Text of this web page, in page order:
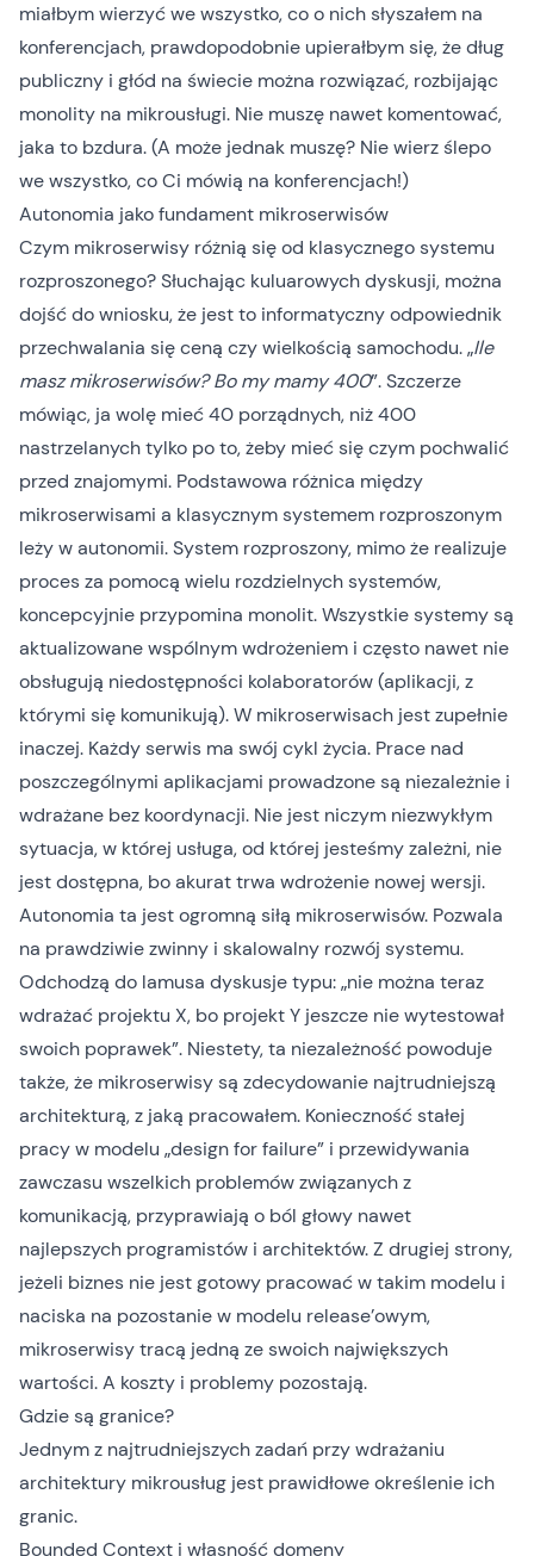
miałbym wierzyć we wszystko, co o nich słyszałem na
konferencjach, prawdopodobnie upierałbym się, że dług
publiczny i głód na świecie można rozwiązać, rozbijając
monolity na mikrousługi. Nie muszę nawet komentować,
jaka to bzdura. (A może jednak muszę? Nie wierz ślepo
we wszystko, co Ci mówią na konferencjach!)
Autonomia jako fundament mikroserwisów
Czym mikroserwisy różnią się od klasycznego systemu
rozproszonego? Słuchając kuluarowych dyskusji, można
dojść do wniosku, że jest to informatyczny odpowiednik
przechwalania się ceną czy wielkością samochodu. „Ile
masz mikroserwisów? Bo my mamy 400”. Szczerze
mówiąc, ja wolę mieć 40 porządnych, niż 400
nastrzelanych tylko po to, żeby mieć się czym pochwalić
przed znajomymi. Podstawowa różnica między
mikroserwisami a klasycznym systemem rozproszonym
leży w autonomii. System rozproszony, mimo że realizuje
proces za pomocą wielu rozdzielnych systemów,
koncepcyjnie przypomina monolit. Wszystkie systemy są
aktualizowane wspólnym wdrożeniem i często nawet nie
obsługują niedostępności kolaboratorów (aplikacji, z
którymi się komunikują). W mikroserwisach jest zupełnie
inaczej. Każdy serwis ma swój cykl życia. Prace nad
poszczególnymi aplikacjami prowadzone są niezależnie i
wdrażane bez koordynacji. Nie jest niczym niezwykłym
sytuacja, w której usługa, od której jesteśmy zależni, nie
jest dostępna, bo akurat trwa wdrożenie nowej wersji.
Autonomia ta jest ogromną siłą mikroserwisów. Pozwala
na prawdziwie zwinny i skalowalny rozwój systemu.
Odchodzą do lamusa dyskusje typu: „nie można teraz
wdrażać projektu X, bo projekt Y jeszcze nie wytestował
swoich poprawek”. Niestety, ta niezależność powoduje
także, że mikroserwisy są zdecydowanie najtrudniejszą
architekturą, z jaką pracowałem. Konieczność stałej
pracy w modelu „design for failure” i przewidywania
zawczasu wszelkich problemów związanych z
komunikacją, przyprawiają o ból głowy nawet
najlepszych programistów i architektów. Z drugiej strony,
jeżeli biznes nie jest gotowy pracować w takim modelu i
naciska na pozostanie w modelu release’owym,
mikroserwisy tracą jedną ze swoich największych
wartości. A koszty i problemy pozostają.
Gdzie są granice?
Jednym z najtrudniejszych zadań przy wdrażaniu
architektury mikrousług jest prawidłowe określenie ich
granic.
Bounded Context i własność domeny